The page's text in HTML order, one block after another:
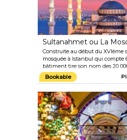
Sultanahmet ou La
Construite au début du XVIème
mosquée à Istanbul qui compte
bâtiment tire son nom des 20
utilisées pour sa construction.
Bookable